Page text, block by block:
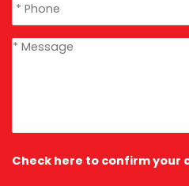
message
Check here to confirm your